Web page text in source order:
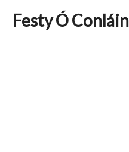
Festy Ó Conláin